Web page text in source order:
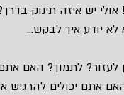
יש איזה תינוק
לא יודע איך לבקש…
לעזור? לתמוך? האם אתם
אתם יכולים להרגיש